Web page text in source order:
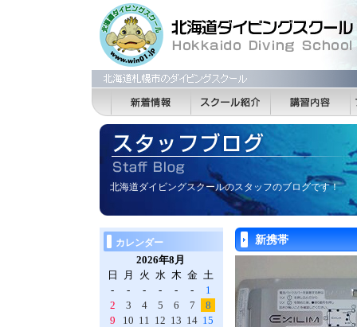
北海道ダイビングスクールのスタッフのブログです！
新携帯
カレンダー
2026年8月
日
月 火 水 木 金 土
-
- - - - -
1
2
3 4 5 6 7
8
9
10 11 12 13 14 15